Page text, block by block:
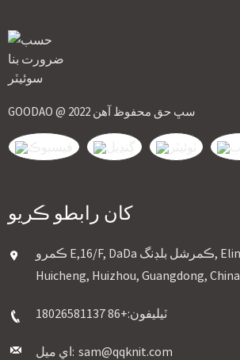
GOODAO @ 2022 سڀ حق محفوظ آهن
کان رابطو ڪريو
ڪمرو E,16/F, DaDa ڪمرشل بلڊنگ, Elingxi Road,
Huicheng, Huizhou, Guangdong, China
ٽيليفون:+86 18026581137
اي ميل: sam@qqknit.com